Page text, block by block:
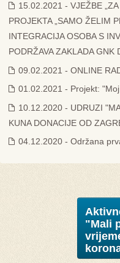
15.02.2021 - VJEŽBE
PROJEKTA „SAMO ŽELIM
INTEGRACIJA OSOBA S
PODRŽAVA ZAKLADA GNK
09.02.2021 - ONLINE
01.02.2021 - Projekt:
10.12.2020 - UDRUZI
KUNA DONACIJE OD
04.12.2020 - Održana
"Mali